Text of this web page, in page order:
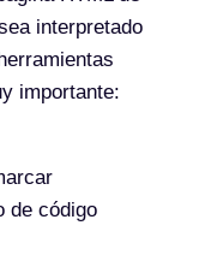
interpretado
importante:
de código